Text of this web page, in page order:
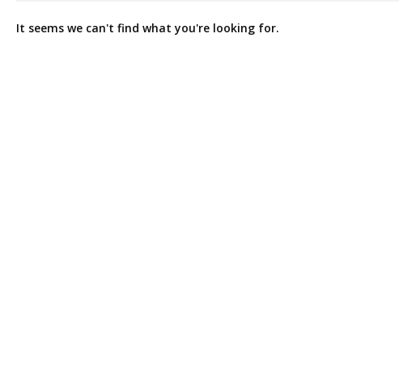
It seems we can't find what you're looking for.